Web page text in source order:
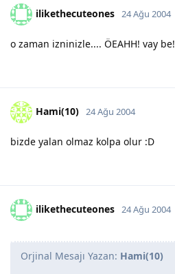
ilikethecuteones 24 Ağu 2004
o zaman izninizle.... ÖEAHH! vay be!
Hami(10) 24 Ağu 2004
bizde yalan olmaz kolpa olur :D
ilikethecuteones 24 Ağu 2004
Orjinal Mesajı Yazan: Hami(10)